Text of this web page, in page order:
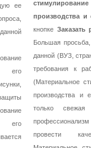
ее
его
его
производства и
кнопке Заказать
Большая
данной (ВУЗ,
требования к
(Материальное
производства и
только
профессионализм
провести